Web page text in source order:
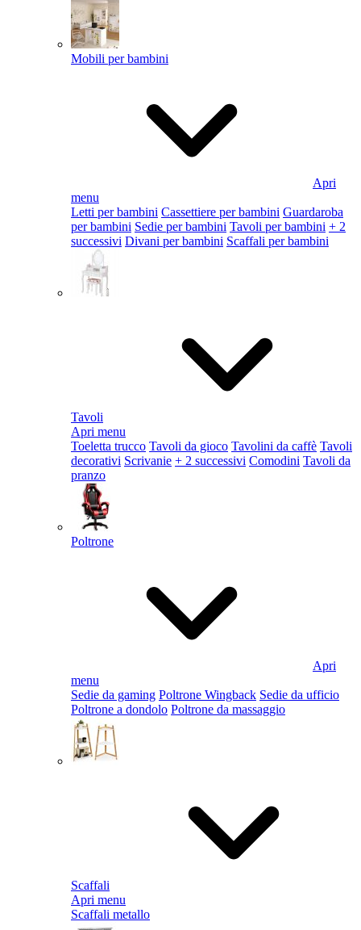
Mobili per bambini
Apri
menu
Letti per bambini Cassettiere per bambini Guardaroba
per bambini Sedie per bambini Tavoli per bambini + 2
successivi Divani per bambini Scaffali per bambini
Tavoli
Apri menu
Toeletta trucco Tavoli da gioco Tavolini da caffè Tavoli
decorativi Scrivanie + 2 successivi Comodini Tavoli da
pranzo
Poltrone
Apri
menu
Sedie da gaming Poltrone Wingback Sedie da ufficio
Poltrone a dondolo Poltrone da massaggio
Scaffali
Apri menu
Scaffali metallo